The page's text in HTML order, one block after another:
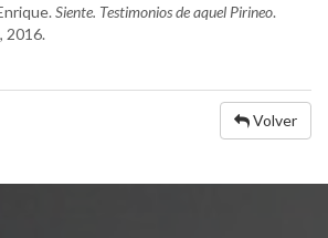
Siente. Testimonios de aquel Pirineo.
2016.
Volver